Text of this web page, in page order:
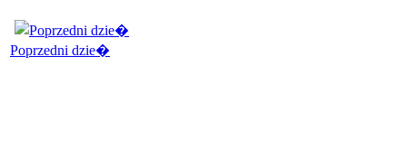
Poprzedni dzie�